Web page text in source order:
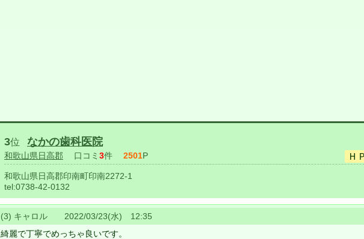
3位 なかの歯科医院
和歌山県日高郡 口コミ 3件 2501P
和歌山県日高郡印南町印南2272-1
tel:0738-42-0132
(3) キャロル 2022/03/23(水) 12:35
綺麗で丁寧でめっちゃ良いです。